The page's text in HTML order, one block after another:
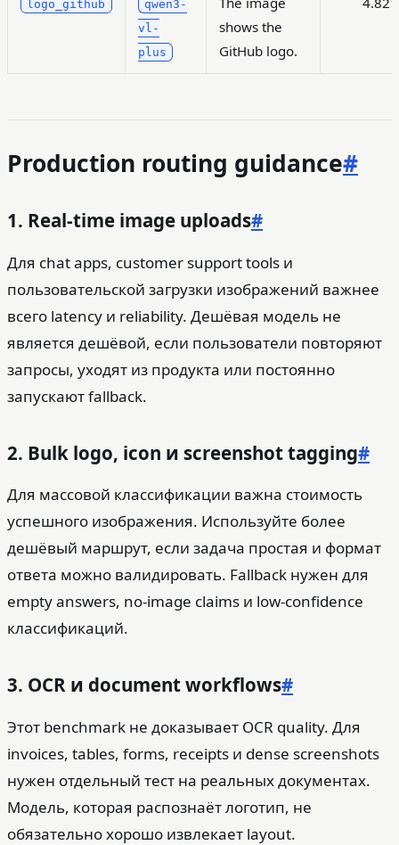
logo_github
qwen3-
vl-
plus
shows the
GitHub logo.
Production routing guidance#
1. Real-time image uploads#
Для chat apps, customer support tools и
пользовательской загрузки изображений важнее
всего latency и reliability. Дешёвая модель не
является дешёвой, если пользователи повторяют
запросы, уходят из продукта или постоянно
запускают fallback.
2. Bulk logo, icon и screenshot tagging#
Для массовой классификации важна стоимость
успешного изображения. Используйте более
дешёвый маршрут, если задача простая и формат
ответа можно валидировать. Fallback нужен для
empty answers, no-image claims и low-confidence
классификаций.
3. OCR и document workflows#
Этот benchmark не доказывает OCR quality. Для
invoices, tables, forms, receipts и dense screenshots
нужен отдельный тест на реальных документах.
Модель, которая распознаёт логотип, не
обязательно хорошо извлекает layout.